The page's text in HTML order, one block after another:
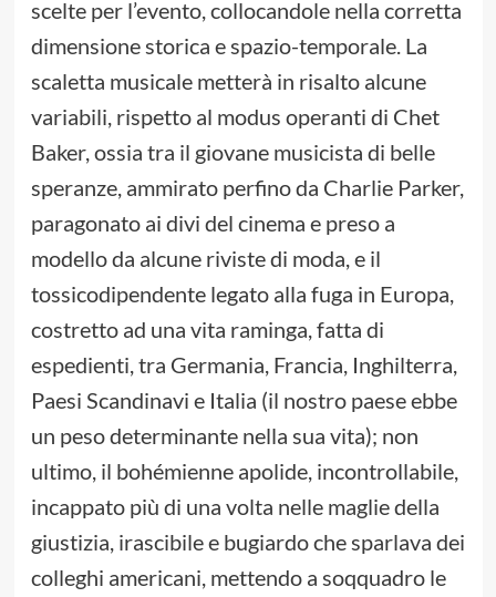
scelte per l’evento, collocandole nella corretta
dimensione storica e spazio-temporale. La
scaletta musicale metterà in risalto alcune
variabili, rispetto al modus operanti di Chet
Baker, ossia tra il giovane musicista di belle
speranze, ammirato perfino da Charlie Parker,
paragonato ai divi del cinema e preso a
modello da alcune riviste di moda, e il
tossicodipendente legato alla fuga in Europa,
costretto ad una vita raminga, fatta di
espedienti, tra Germania, Francia, Inghilterra,
Paesi Scandinavi e Italia (il nostro paese ebbe
un peso determinante nella sua vita); non
ultimo, il bohémienne apolide, incontrollabile,
incappato più di una volta nelle maglie della
giustizia, irascibile e bugiardo che sparlava dei
colleghi americani, mettendo a soqquadro le